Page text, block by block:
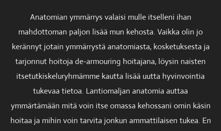
Anatomian ymmärrys valaisi mulle itselleni ihan
mahdottoman paljon lisää mun kehosta. Vaikka olin jo
kerännyt jotain ymmärrystä anatomiasta, kosketuksesta ja
tarjonnut hoitoja de-armouring hoitajana, löysin naisten
itsetutkiskeluryhmämme kautta lisää uutta hyvinvointia
tukevaa tietoa. Lantiomaljan anatomia auttaa
ymmärtämään mitä voin itse omassa kehossani omin käsin
hoitaa ja mihin voin tarvita jonkun ammattilaisen tukea. En